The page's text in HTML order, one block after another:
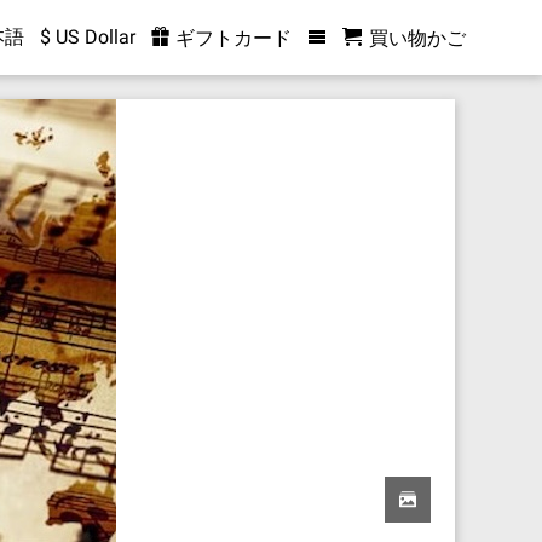
語 $ US Dollar ギフトカード 買い物かご